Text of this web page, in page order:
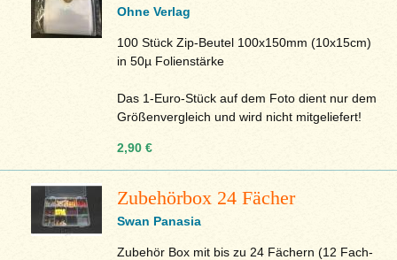
Ohne Verlag
100 Stück Zip-Beutel 100x150mm (10x15cm)
in 50µ Folienstärke
Das 1-Euro-Stück auf dem Foto dient nur dem
Größenvergleich und wird nicht mitgeliefert!
2,90 €
Zubehörbox 24 Fächer
Swan Panasia
Zubehör Box mit bis zu 24 Fächern (12 Fach-